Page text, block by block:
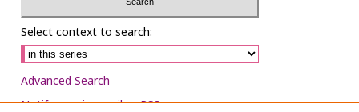
Select context to search:
Advanced Search
Notify me via email orRSS